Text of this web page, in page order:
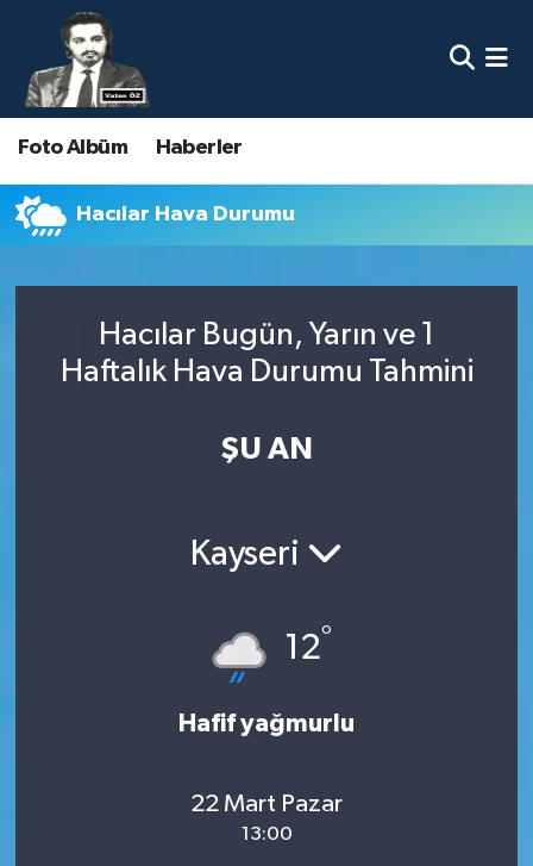
Foto Albüm Haberler
Hacılar Hava Durumu
Hacılar Bugün, Yarın ve 1
Haftalık Hava Durumu Tahmini
ŞU AN
Kayseri
12°
Hafif yağmurlu
22 Mart Pazar
13:00
Nöbetçi Eczaneler
Hava Durumu
Namaz Vakitleri
Süper Lig Puan Durumu ve Fikstür
Son Dakika Haberleri